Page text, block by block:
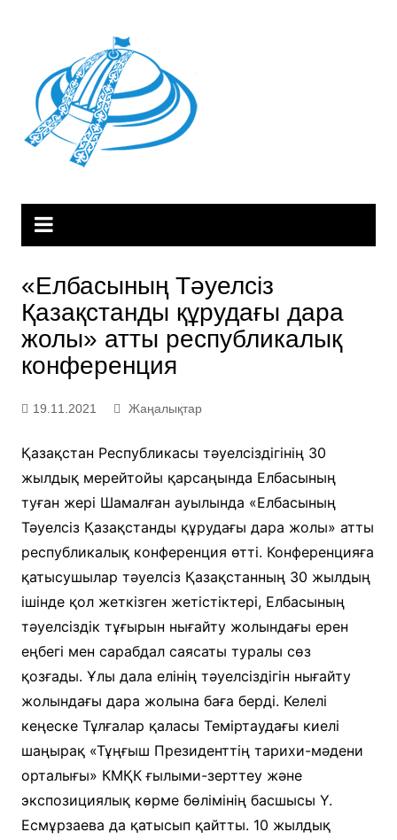
«Елбасының Тәуелсіз
Қазақстанды құрудағы дара
жолы» атты республикалық
конференция
19.11.2021 Жаңалықтар
Қазақстан Республикасы тәуелсіздігінің 30
жылдық мерейтойы қарсаңында Елбасының
туған жері Шамалған ауылында «Елбасының
Тәуелсіз Қазақстанды құрудағы дара жолы» атты
республикалық конференция өтті. Конференцияға
қатысушылар тәуелсіз Қазақстанның 30 жылдың
ішінде қол жеткізген жетістіктері, Елбасының
тәуелсіздік тұғырын нығайту жолындағы ерен
еңбегі мен сарабдал саясаты туралы сөз
қозғады. Ұлы дала елінің тәуелсіздігін нығайту
жолындағы дара жолына баға берді. Келелі
кеңеске Тұлғалар қаласы Теміртаудағы киелі
шаңырақ «Тұңғыш Президенттің тарихи-мәдени
орталығы» КМҚК ғылыми-зерттеу және
экспозициялық көрме бөлімінің басшысы Ү.
Есмұрзаева да қатысып қайтты. 10 жылдық